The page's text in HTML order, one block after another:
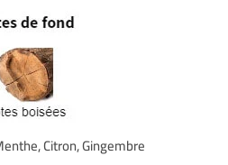
Citron, Gingembre